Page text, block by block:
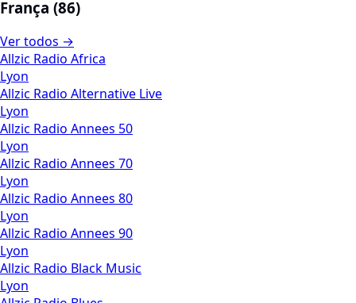
França (86)
Ver todos →
Allzic Radio Africa
Lyon
Allzic Radio Alternative Live
Lyon
Allzic Radio Annees 50
Lyon
Allzic Radio Annees 70
Lyon
Allzic Radio Annees 80
Lyon
Allzic Radio Annees 90
Lyon
Allzic Radio Black Music
Lyon